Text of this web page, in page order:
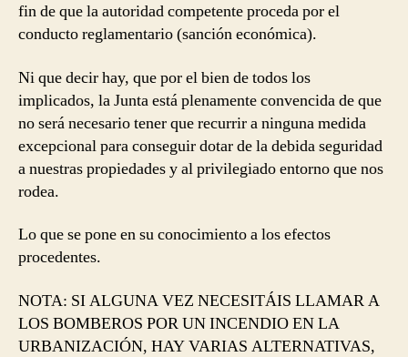
fin de que la autoridad competente proceda por el
conducto reglamentario (sanción económica).
Ni que decir hay, que por el bien de todos los
implicados, la Junta está plenamente convencida de que
no será necesario tener que recurrir a ninguna medida
excepcional para conseguir dotar de la debida seguridad
a nuestras propiedades y al privilegiado entorno que nos
rodea.
Lo que se pone en su conocimiento a los efectos
procedentes.
NOTA: SI ALGUNA VEZ NECESITÁIS LLAMAR A
LOS BOMBEROS POR UN INCENDIO EN LA
URBANIZACIÓN, HAY VARIAS ALTERNATIVAS,